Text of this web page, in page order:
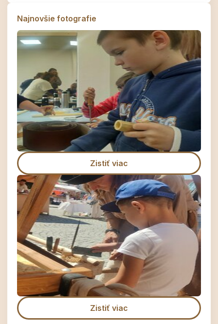
Najnovšie fotografie
Zistiť viac
Zistiť viac